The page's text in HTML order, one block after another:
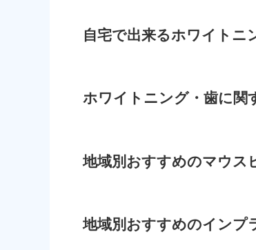
自宅で出来るホワイトニ
ホワイトニング・歯に関
地域別おすすめのマウス
地域別おすすめのインプ